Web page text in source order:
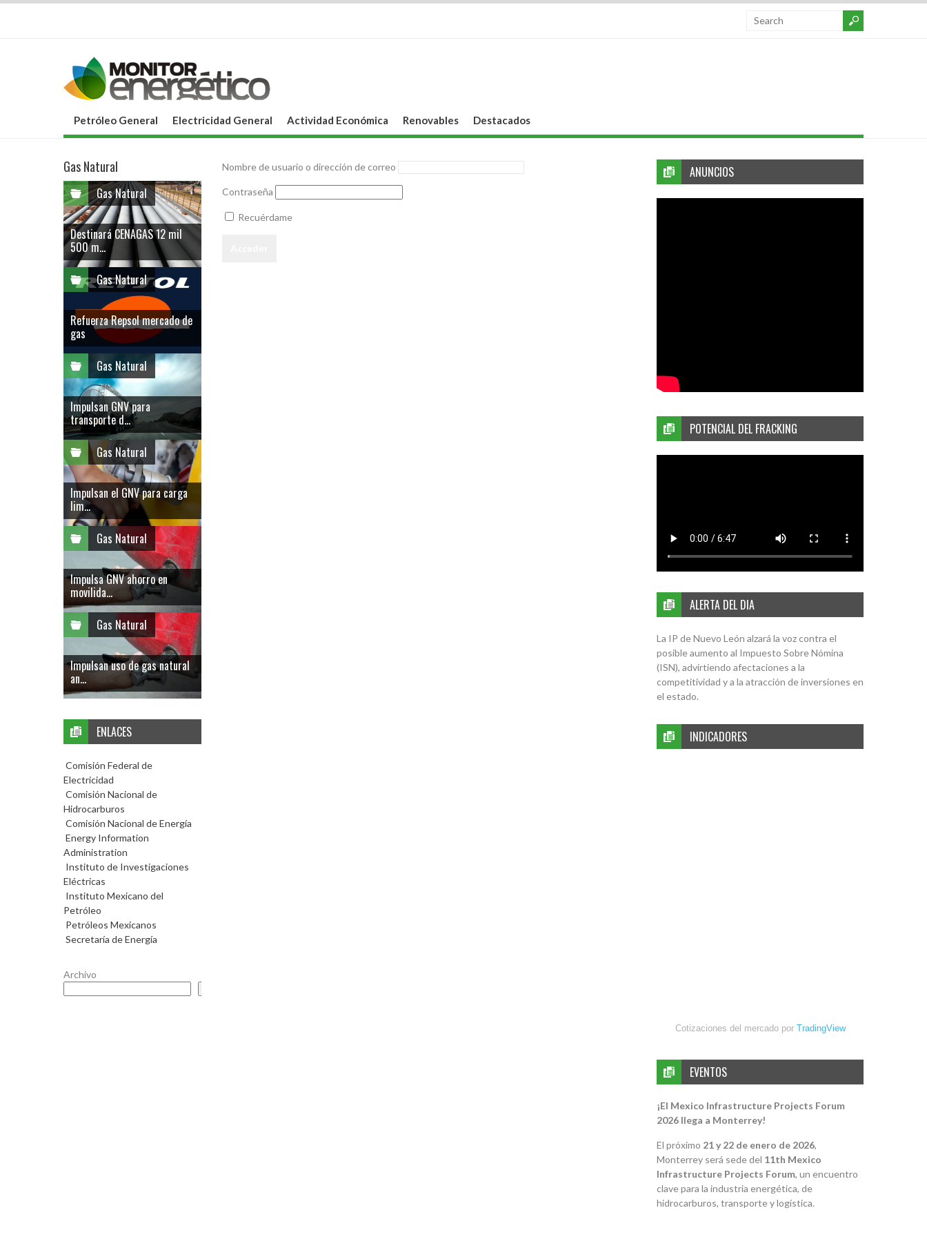
Petróleo General Electricidad General Actividad Económica Renovables Destacados
Nombre de usuario o dirección de correo
Contraseña
Recuérdame
ANUNCIOS
POTENCIAL DEL FRACKING
ALERTA DEL DIA
La IP de Nuevo León alzará la voz contra el
posible aumento al Impuesto Sobre Nómina
(ISN), advirtiendo afectaciones a la
competitividad y a la atracción de inversiones en
el estado.
INDICADORES
Cotizaciones del mercado por TradingView
EVENTOS
¡El Mexico Infrastructure Projects Forum
2026 llega a Monterrey!
El próximo 21 y 22 de enero de 2026,
Monterrey será sede del 11th Mexico
Infrastructure Projects Forum, un encuentro
clave para la industria energética, de
hidrocarburos, transporte y logística.
Gas Natural
Gas Natural
Destinará CENAGAS 12 mil
500 m...
Gas Natural
Refuerza Repsol mercado de
gas
Gas Natural
Impulsan GNV para
transporte d...
Gas Natural
Impulsan el GNV para carga
lim...
Gas Natural
Impulsa GNV ahorro en
movilida...
Gas Natural
Impulsan uso de gas natural
an...
ENLACES
Comisión Federal de
Electricidad
Comisión Nacional de
Hidrocarburos
Comisión Nacional de Energía
Energy Information
Administration
Instituto de Investigaciones
Eléctricas
Instituto Mexicano del
Petróleo
Petróleos Mexicanos
Secretaría de Energía
Archivo